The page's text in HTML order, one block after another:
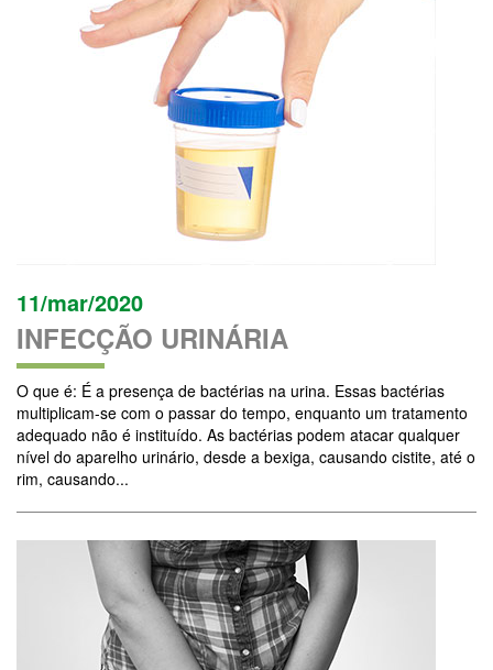
11/mar/2020
INFECÇÃO URINÁRIA
O que é: É a presença de bactérias na urina. Essas bactérias
multiplicam-se com o passar do tempo, enquanto um tratamento
adequado não é instituído. As bactérias podem atacar qualquer
nível do aparelho urinário, desde a bexiga, causando cistite, até o
rim, causando...